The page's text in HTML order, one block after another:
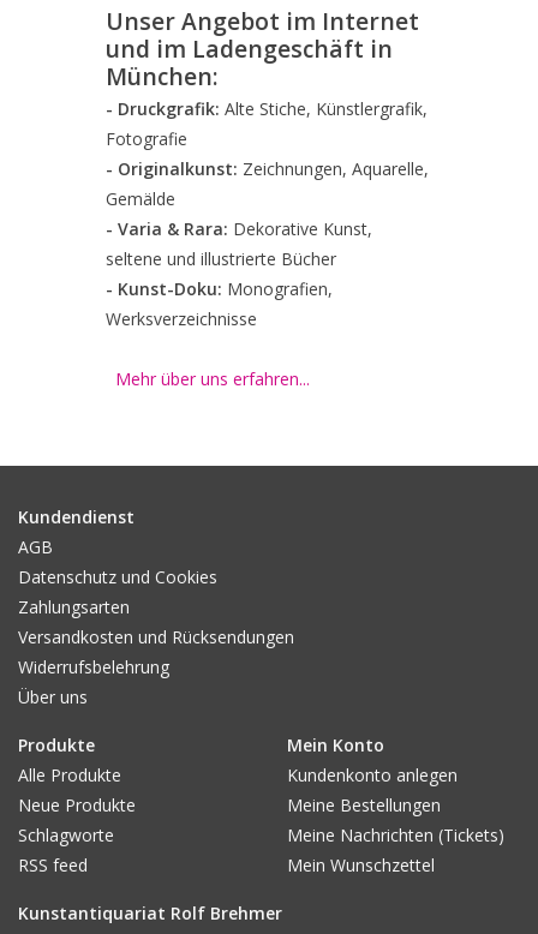
Unser Angebot im Internet
und im Ladengeschäft in
München:
- Druckgrafik: Alte Stiche, Künstlergrafik,
Fotografie
- Originalkunst: Zeichnungen, Aquarelle,
Gemälde
- Varia & Rara: Dekorative Kunst,
seltene und illustrierte Bücher
- Kunst-Doku: Monografien,
Werksverzeichnisse
Mehr über uns erfahren...
Kundendienst
AGB
Datenschutz und Cookies
Zahlungsarten
Versandkosten und Rücksendungen
Widerrufsbelehrung
Über uns
Produkte
Alle Produkte
Neue Produkte
Schlagworte
RSS feed
Mein Konto
Kundenkonto anlegen
Meine Bestellungen
Meine Nachrichten (Tickets)
Mein Wunschzettel
Kunstantiquariat Rolf Brehmer